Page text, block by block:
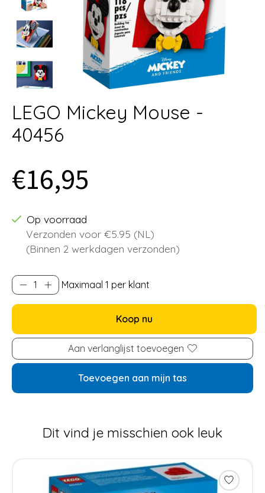
LEGO Mickey Mouse -
40456
€16,95
Op voorraad
Verzonden voor €5.95 (NL)
(Binnen 2 werkdagen verzonden)
Maximaal 1 per klant
Koop nu
Aan verlanglijst toevoegen
Toevoegen aan mijn tas
Dit vind je misschien ook leuk
Items van productcarrousel